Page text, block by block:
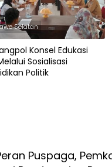
Selatan
Konsel Edukasi
Sosialisasi
Politik
Puspaga,